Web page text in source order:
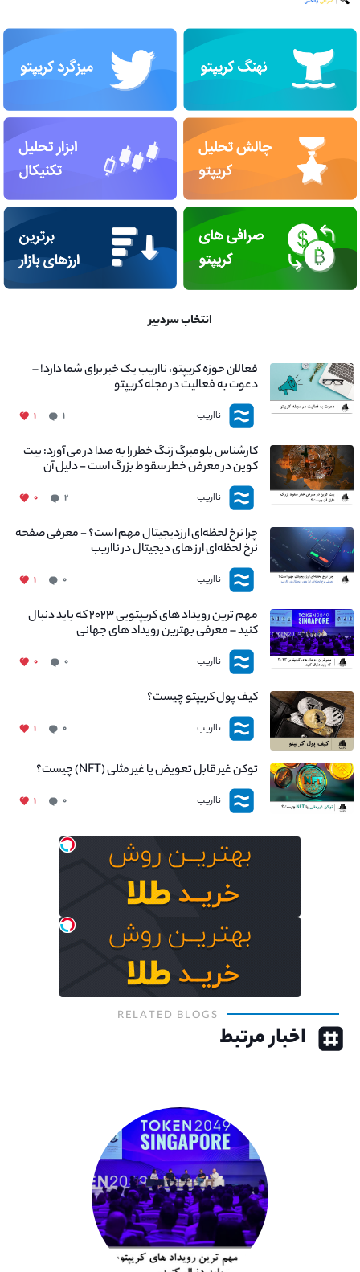
انتخاب سردبیر
فعالان حوزه کریپتو، نااریب یک خبر برای شما دارد! –
دعوت به فعالیت در مجله کریپتو
نااریب ۱ ۱
کارشناس بلومبرگ زنگ خطر را به صدا در می آورد: بیت
کوین در معرض خطر سقوط بزرگ است - دلیل آن
چیست؟
نااریب ۲ ۰
چرا نرخ لحظه‌ای ارزدیجیتال مهم است؟ - معرفی صفحه
نرخ لحظه‌ای ارز های دیجیتال در نااریب
نااریب ۰ ۱
مهم ترین رویداد های کریپتویی ۲۰۲۳ که باید دنبال
کنید – معرفی بهترین رویداد های جهانی
نااریب ۰ ۰
کیف پول کریپتو چیست؟
نااریب ۰ ۱
توکن غیر قابل تعویض یا غیر مثلی (NFT) چیست؟
نااریب ۰ ۱
RELATED BLOGS
اخبار مرتبط